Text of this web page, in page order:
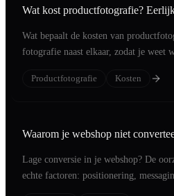
Wat kost productfotografie?
Wat bepaalt de kosten van
fotografie naast elkaar, zodat je weet
Productfotografie Kosten
Waarom je webshop niet
Lage conversie in je webshop? De
echte factoren: positionering,